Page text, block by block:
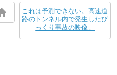
これは予測できない。高速道
路のトンネル内で発生したび
っくり事故の映像。